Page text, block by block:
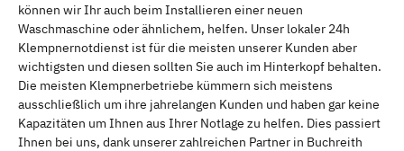
können wir Ihr auch beim Installieren einer neuen
Waschmaschine oder ähnlichem, helfen. Unser lokaler 24h
Klempnernotdienst ist für die meisten unserer Kunden aber
wichtigsten und diesen sollten Sie auch im Hinterkopf behalten.
Die meisten Klempnerbetriebe kümmern sich meistens
ausschließlich um ihre jahrelangen Kunden und haben gar keine
Kapazitäten um Ihnen aus Ihrer Notlage zu helfen. Dies passiert
Ihnen bei uns, dank unserer zahlreichen Partner in Buchreith